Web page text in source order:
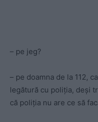
– pe jeg?
– pe doamna de la 112,
legătură cu poliția, deși
că poliția nu are ce să